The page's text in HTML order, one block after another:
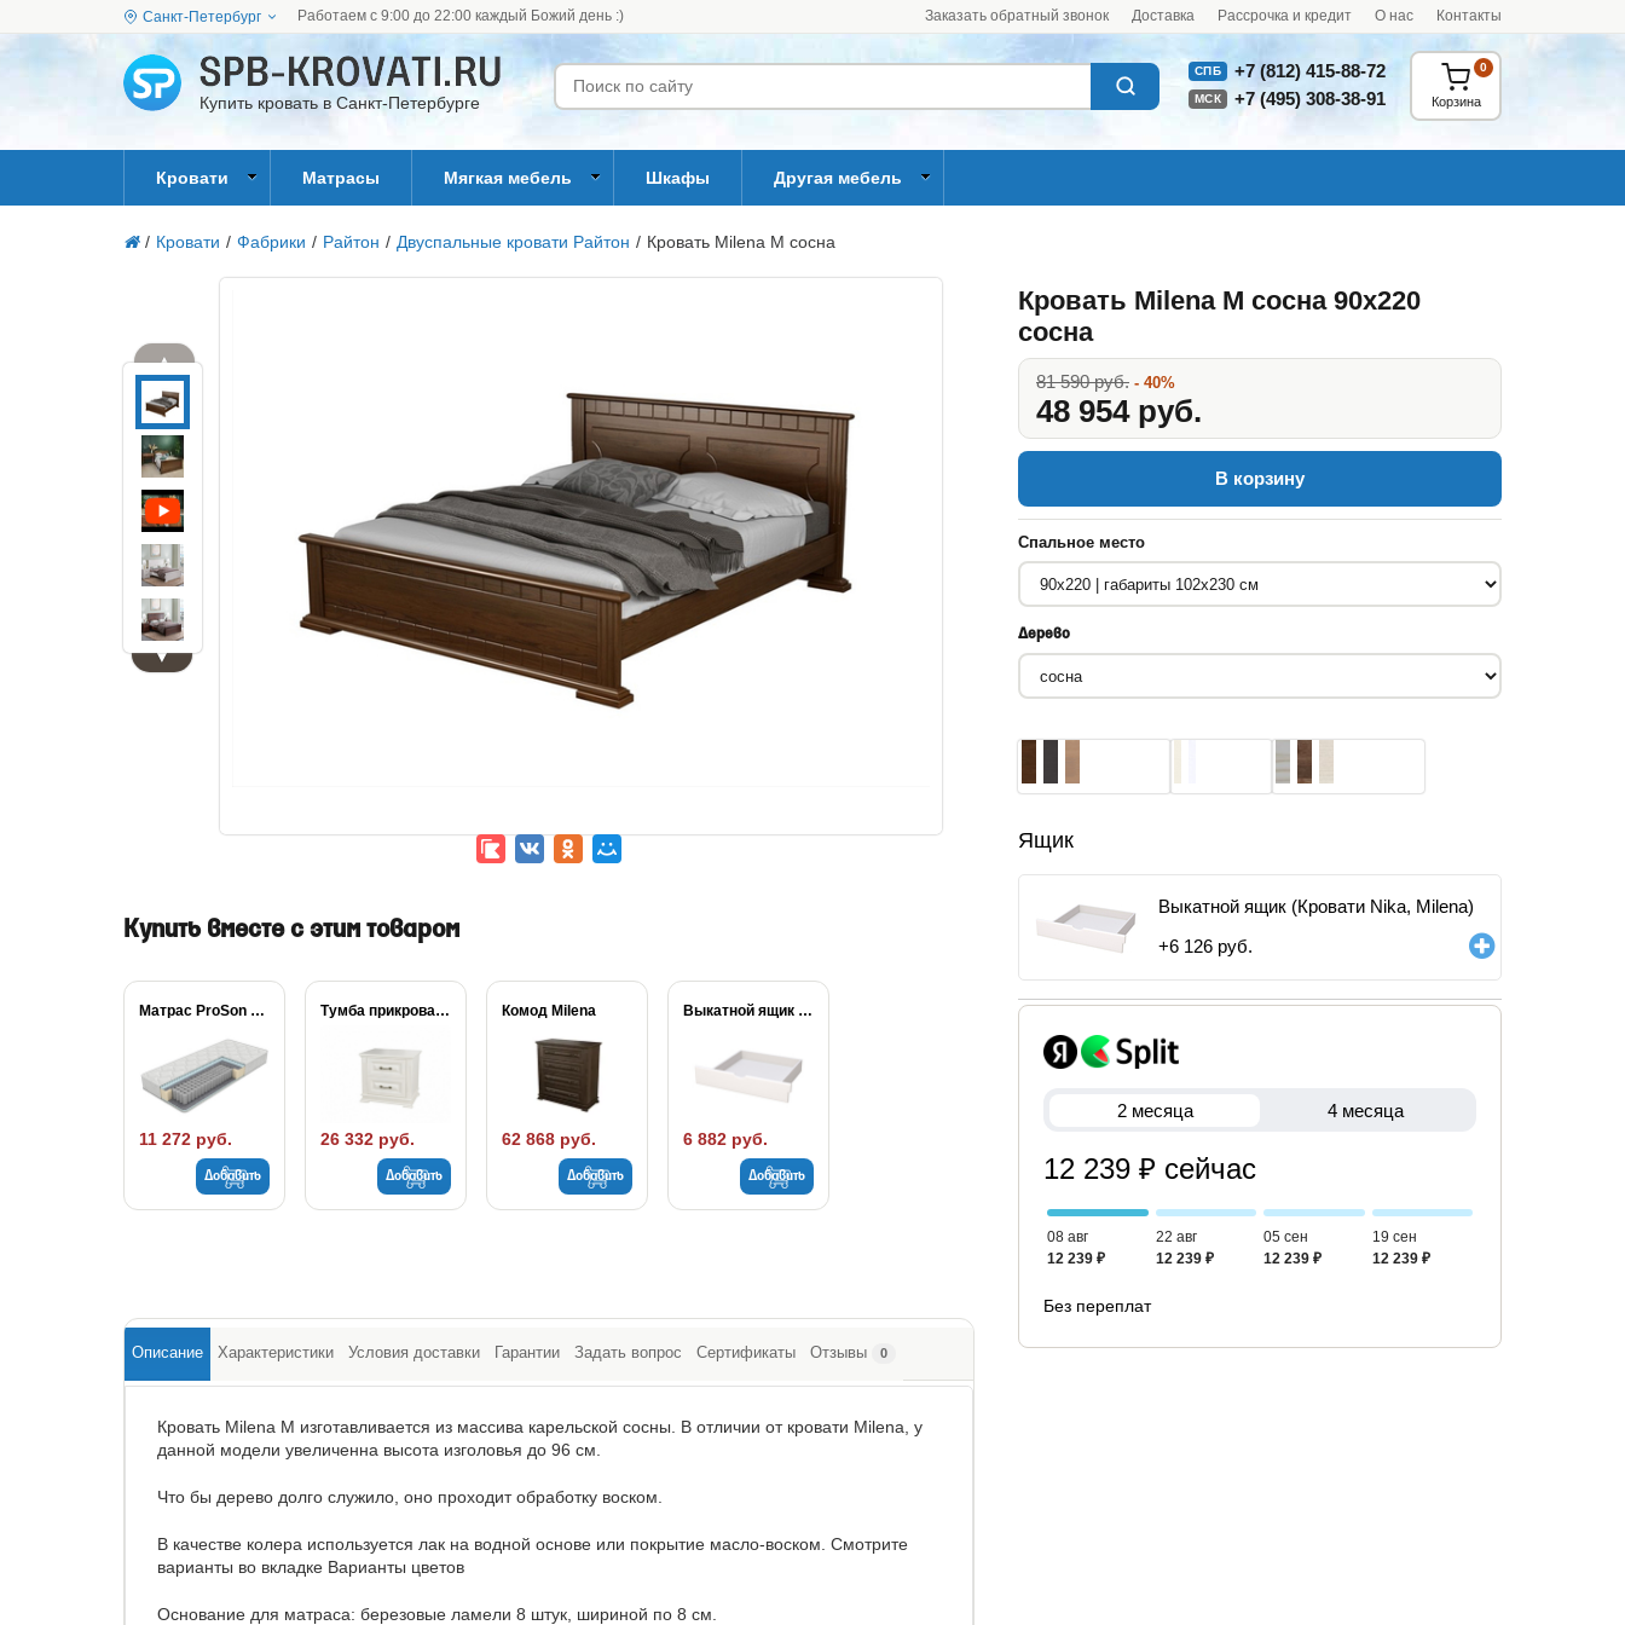
Санкт-Петербург Работаем с 9:00 до 22:00 каждый Божий день :) Заказать обратный звонок Доставка Рассрочка и кредит О нас Контакты
Купить кровать в Санкт-Петербурге
СПБ +7 (812) 415-88-72
МСК +7 (495) 308-38-91 Корзина
0
Кровати Матрасы Мягкая мебель Шкафы Другая мебель
/ Кровати / Фабрики / Райтон / Двуспальные кровати Райтон / Кровать Milena М сосна
▲
▼
Кровать Milena М сосна 90x220
сосна
81 590 руб. - 40%
48 954 руб.
В корзину
Спальное место
Дерево
Ящик
Выкатной ящик (Кровати Nika, Milena)
+6 126 руб.
2 месяца 4 месяца
12 239 ₽ сейчас
08 авг
12 239 ₽
22 авг
12 239 ₽
05 сен
12 239 ₽
19 сен
12 239 ₽
Без переплат
Купить вместе с этим товаром
Матрас ProSon Active...
11 272 руб.
Добавить
Тумба прикроватная Milena
26 332 руб.
Добавить
Комод Milena
62 868 руб.
Добавить
Выкатной ящик (Кровати...
6 882 руб.
Добавить
Описание Характеристики Условия доставки Гарантии Задать вопрос Сертификаты Отзывы 0
Кровать Milena М изготавливается из массива карельской сосны. В отличии от кровати Milena, у
данной модели увеличенна высота изголовья до 96 см.
Что бы дерево долго служило, оно проходит обработку воском.
В качестве колера используется лак на водной основе или покрытие масло-воском. Смотрите
варианты во вкладке Варианты цветов
Основание для матраса: березовые ламели 8 штук, шириной по 8 см.